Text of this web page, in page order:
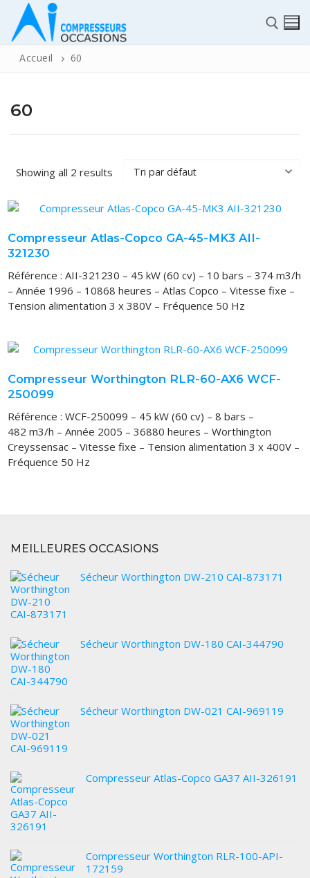
ACCUEIL
Pièces détachées
Automatisme Industrie
STOCK
VOUS VENDEZ
Accueil 60
60
Showing all 2 results
Compresseur Atlas-Copco GA-45-MK3 AII-
321230
Référence : AII-321230 – 45 kW (60 cv) – 10 bars – 374 m3/h
– Année 1996 – 10868 heures – Atlas Copco – Vitesse fixe –
Tension alimentation 3 x 380V – Fréquence 50 Hz
Compresseur Worthington RLR-60-AX6 WCF-
250099
Référence : WCF-250099 – 45 kW (60 cv) – 8 bars –
482 m3/h – Année 2005 – 36880 heures – Worthington
Creyssensac – Vitesse fixe – Tension alimentation 3 x 400V –
Fréquence 50 Hz
MEILLEURES OCCASIONS
Sécheur Worthington DW-210 CAI-873171
Sécheur Worthington DW-180 CAI-344790
Sécheur Worthington DW-021 CAI-969119
Compresseur Atlas-Copco GA37 AII-326191
Compresseur Worthington RLR-100-API-
172159